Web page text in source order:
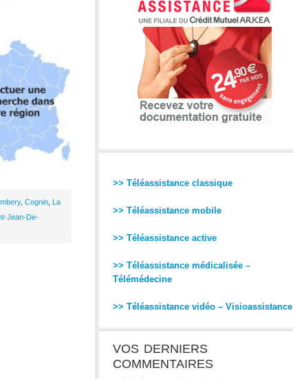
, Cognin La
Jean-De-
>> Téléassistance classique
>> Téléassistance mobile
>> Téléassistance active
>> Téléassistance médicalisée –
Télémédecine
>> Téléassistance vidéo – Visioassistance
VOS DERNIERS
COMMENTAIRES